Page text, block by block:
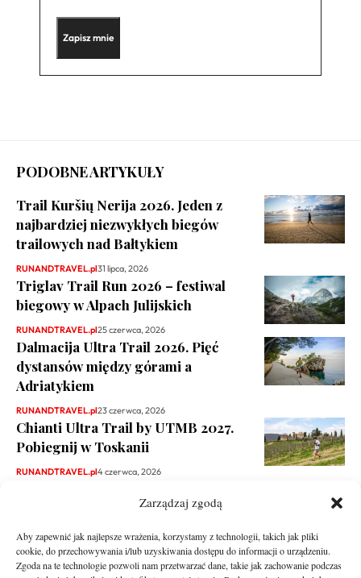
Zarządzaj zgodą
Aby zapewnić jak najlepsze wrażenia, korzystamy z technologii, takich jak pliki
cookie, do przechowywania i/lub uzyskiwania dostępu do informacji o urządzeniu.
Zgoda na te technologie pozwoli nam przetwarzać dane, takie jak zachowanie podczas
PODOBNE ARTYKUŁY
Trail Kuršių Nerija 2026. Jeden z
najbardziej niezwykłych biegów
trailowych nad Bałtykiem
RUNANDTRAVEL.pl31 lipca, 2026
Triglav Trail Run 2026 – festiwal
biegowy w Alpach Julijskich
RUNANDTRAVEL.pl25 czerwca, 2026
Dalmacija Ultra Trail 2026. Pięć
dystansów między górami a
Adriatykiem
RUNANDTRAVEL.pl23 czerwca, 2026
Chianti Ultra Trail by UTMB 2027.
Pobiegnij w Toskanii
RUNANDTRAVEL.pl4 czerwca, 2026